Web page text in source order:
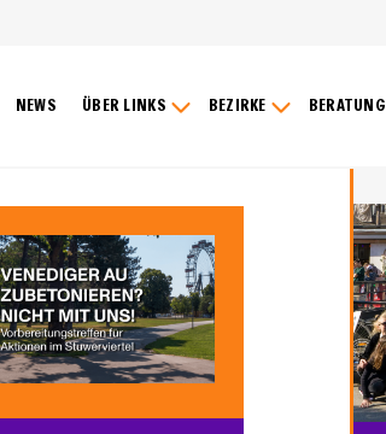
NEWS ÜBER LINKS BEZIRKE BERATUNG